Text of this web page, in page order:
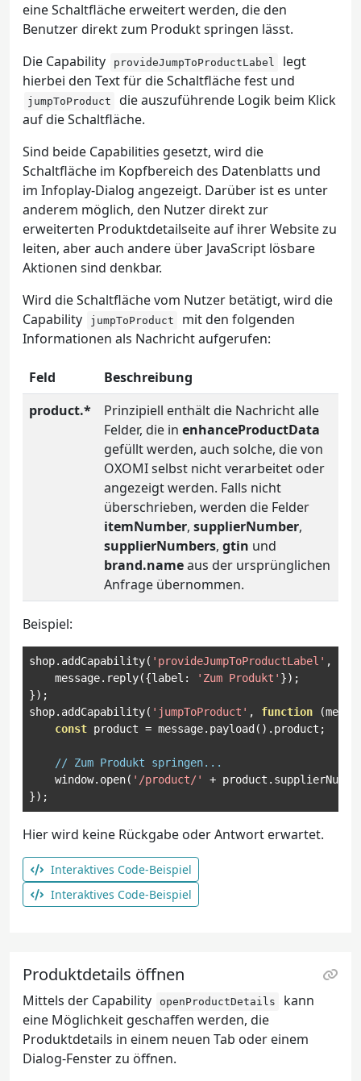
eine Schaltfläche erweitert werden, die den
Benutzer direkt zum Produkt springen lässt.
Die Capability
provideJumpToProductLabel
legt
hierbei den Text für die Schaltfläche fest und
jumpToProduct
die auszuführende Logik beim Klick
auf die Schaltfläche.
Sind beide Capabilities gesetzt, wird die
Schaltfläche im Kopfbereich des Datenblatts und
im Infoplay-Dialog angezeigt. Darüber ist es unter
anderem möglich, den Nutzer direkt zur
erweiterten Produktdetailseite auf ihrer Website zu
leiten, aber auch andere über JavaScript lösbare
Aktionen sind denkbar.
Wird die Schaltfläche vom Nutzer betätigt, wird die
Capability
jumpToProduct
mit den folgenden
Informationen als Nachricht aufgerufen:
Feld
Beschreibung
product.*
Prinzipiell enthält die Nachricht alle
Felder, die in enhanceProductData
gefüllt werden, auch solche, die von
OXOMI selbst nicht verarbeitet oder
angezeigt werden. Falls nicht
überschrieben, werden die Felder
itemNumber, supplierNumber,
supplierNumbers, gtin und
brand.nameaus der ursprünglichen
Anfrage übernommen.
Beispiel:
shop. addCapability( 'provideJumpToProductLabel' ,
    message
. reply({label : 'Zum Produkt' });
});
shop. addCapability( 'jumpToProduct' , function (
const product = message. payload (). product ;
// Zum Produkt springen...
    window
. open( '/product/' + product .
});
Hier wird keine Rückgabe oder Antwort erwartet.
Interaktives Code-Beispiel
Interaktives Code-Beispiel
Produktdetails öffnen
Mittels der Capability openProductDetails
kann
eine Möglichkeit geschaffen werden, die
Produktdetails in einem neuen Tab oder einem
Dialog-Fenster zu öffnen.